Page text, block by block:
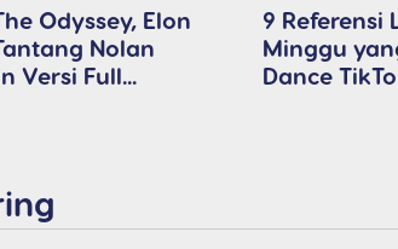
Odyssey, Elon
Nolan
Versi Full...
9 Referensi
Minggu
Dance